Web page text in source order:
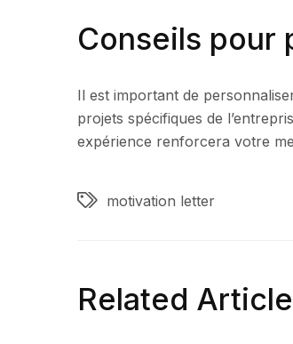
Conseils pour
Il est important de
projets spécifiques de
expérience renforcera votre
motivation letter
Related